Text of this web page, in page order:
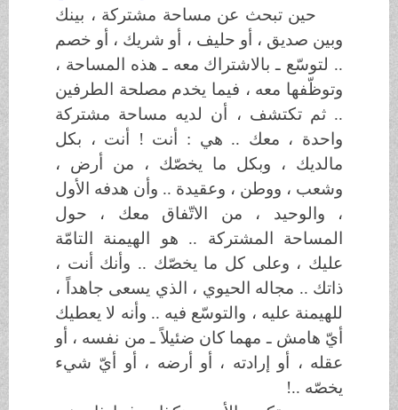
حين تبحث عن مساحة مشتركة ، بينك
وبين صديق ، أو حليف ، أو شريك ، أو خصم
.. لتوسّع ـ بالاشتراك معه ـ هذه المساحة ،
وتوظّفها معه ، فيما يخدم مصلحة الطرفين
.. ثم تكتشف ، أن لديه مساحة مشتركة
واحدة ، معك .. هي : أنت ! أنت ، بكل
مالديك ، وبكل ما يخصّك ، من أرض ،
وشعب ، ووطن ، وعقيدة .. وأن هدفه الأول
، والوحيد ، من الاتّفاق معك ، حول
المساحة المشتركة .. هو الهيمنة التامّة
عليك ، وعلى كل ما يخصّك .. وأنك أنت ،
ذاتك .. مجاله الحيوي ، الذي يسعى جاهداً ،
للهيمنة عليه ، والتوسّع فيه .. وأنه لا يعطيك
أيّ هامش ـ مهما كان ضئيلاً ـ من نفسه ، أو
عقله ، أو إرادته ، أو أرضه ، أو أيّ شيء
يخصّه ..!